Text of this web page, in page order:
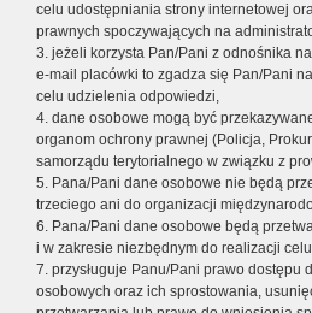
celu udostępniania strony internetowej
prawnych spoczywających na
3. jeżeli korzysta Pan/Pani z odnośnika
e-mail placówki to zgadza się Pan/Pani
celu udzielenia odpowiedzi,
4. dane osobowe mogą być
organom ochrony prawnej (Policja,
samorządu terytorialnego w związku z
5. Pana/Pani dane osobowe nie będą
trzeciego ani do organizacji
6. Pana/Pani dane osobowe będą
i w zakresie niezbędnym do realizacji
7. przysługuje Panu/Pani prawo dostępu
osobowych oraz ich sprostowania,